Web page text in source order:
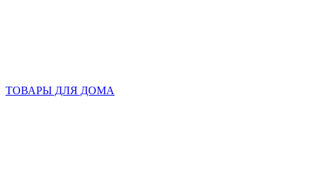
ТОВАРЫ ДЛЯ ДОМА